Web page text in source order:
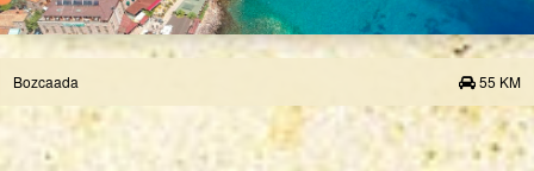
Bozcaada 55 KM